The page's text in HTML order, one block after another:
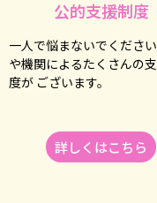
公的⽀援制度
⼀⼈で悩まないでくださ
や機関によるたくさんの
度が ございます。
詳しくはこちら